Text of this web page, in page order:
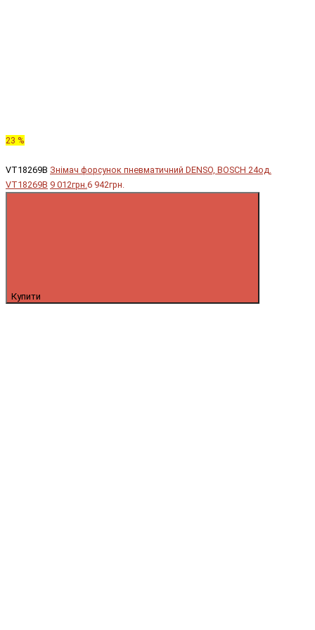
23 %
VT18269B Знімач форсунок пневматичний DENSO, BOSCH 24од.
VT18269B 9 012грн.6 942грн.
Купити